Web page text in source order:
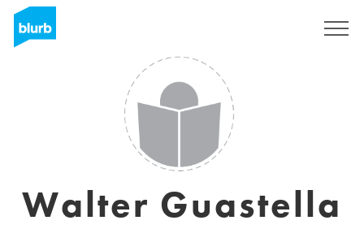
Walter Guastella